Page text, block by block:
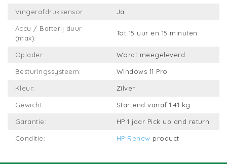
Vingerafdruksensor: Ja
Accu / Batterij duur
(max):
Tot 15 uur en 15 minuten
Oplader: Wordt meegeleverd
Besturingssysteem: Windows 11 Pro
Kleur: Zilver
Gewicht: Startend vanaf 1.41 kg
Garantie: HP 1 jaar Pick up and return
Conditie: HP Renew product